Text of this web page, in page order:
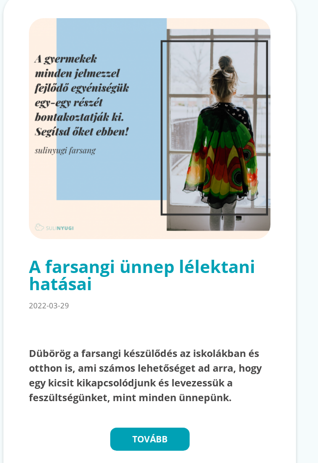
A farsangi ünnep lélektani
hatásai
2022-03-29
Dübörög a farsangi készülődés az iskolákban és
otthon is, ami számos lehetőséget ad arra, hogy
egy kicsit kikapcsolódjunk és levezessük a
feszültségünket, mint minden ünnepünk.
TOVÁBB